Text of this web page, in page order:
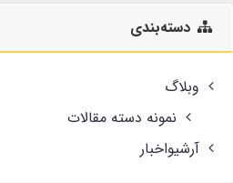
دسته‌بندی
وبلاگ
نمونه دسته مقالات
آرشیواخبار